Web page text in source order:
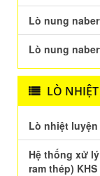
Lò nung
Lò nung
LÒ
Lò nhiệt
Hệ thống xử
ram thép) KHS